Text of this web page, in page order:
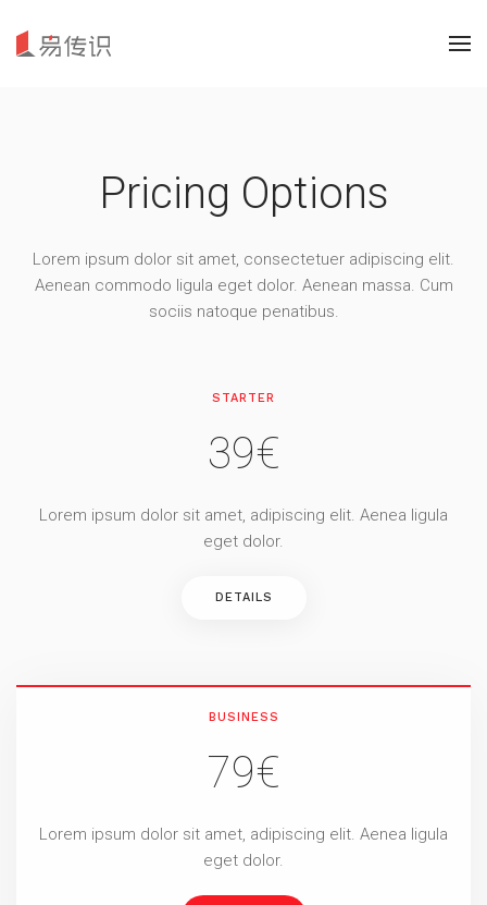
Pricing Options
Lorem ipsum dolor sit amet, consectetuer adipiscing elit.
Aenean commodo ligula eget dolor. Aenean massa. Cum
sociis natoque penatibus.
STARTER
39€
Lorem ipsum dolor sit amet, adipiscing elit. Aenea ligula
eget dolor.
DETAILS
BUSINESS
79€
Lorem ipsum dolor sit amet, adipiscing elit. Aenea ligula
eget dolor.